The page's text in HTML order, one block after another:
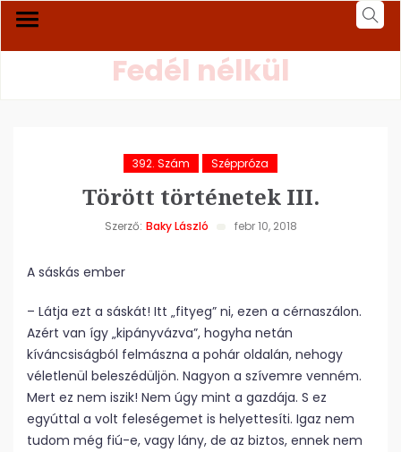
Fedél nélkül
392. Szám Széppróza
Törött történetek III.
Szerző: Baky László febr 10, 2018
A sáskás ember
– Látja ezt a sáskát! Itt „fityeg” ni, ezen a cérnaszálon.
Azért van így „kipányvázva”, hogyha netán
kíváncsiságból felmászna a pohár oldalán, nehogy
véletlenül beleszédüljön. Nagyon a szívemre venném.
Mert ez nem iszik! Nem úgy mint a gazdája. S ez
egyúttal a volt feleségemet is helyettesíti. Igaz nem
tudom még fiú-e, vagy lány, de az biztos, ennek nem